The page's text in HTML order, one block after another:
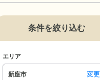
条件を絞り込む
エリア
新座市 変更